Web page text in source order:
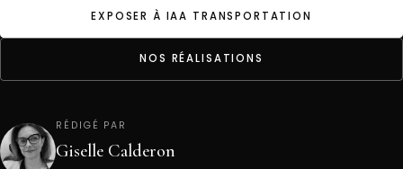
EXPOSER À IAA TRANSPORTATION
NOS RÉALISATIONS
RÉDIGÉ PAR
Giselle Calderon